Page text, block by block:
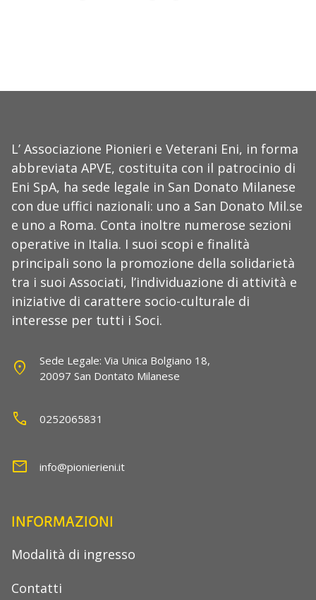
L’ Associazione Pionieri e Veterani Eni, in forma
abbreviata APVE, costituita con il patrocinio di
Eni SpA, ha sede legale in San Donato Milanese
con due uffici nazionali: uno a San Donato Mil.se
e uno a Roma. Conta inoltre numerose sezioni
operative in Italia. I suoi scopi e finalità
principali sono la promozione della solidarietà
tra i suoi Associati, l’individuazione di attività e
iniziative di carattere socio-culturale di
interesse per tutti i Soci.
location_on
Sede Legale: Via Unica Bolgiano 18,
20097 San Dontato Milanese
call 0252065831
mail info@pionierieni.it
INFORMAZIONI
Modalità di ingresso
Contatti